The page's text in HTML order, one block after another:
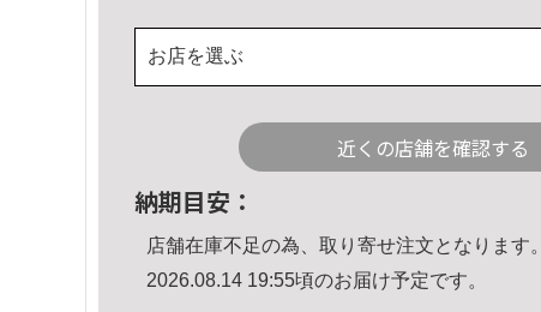
お店を選ぶ
近くの店舗を確認する
納期目安：
店舗在庫不足の為、取り寄せ注文となります。
2026.08.14 19:55頃のお届け予定です。